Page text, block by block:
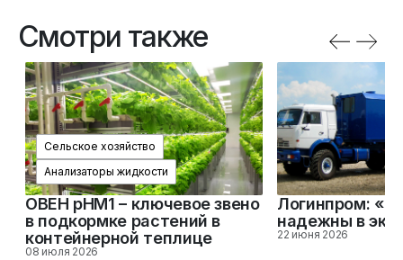
Смотри также
Сельское хозяйство
Анализаторы жидкости
ОВЕН pHM1 – ключевое звено
в подкормке растений в
контейнерной теплице
08 июля 2026
Логинпром:
надежны в
22 июня 2026